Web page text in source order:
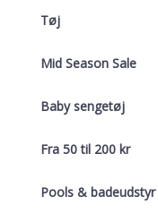
Tøj
Mid Season Sale
Baby sengetøj
Fra 50 til 200 kr
Pools & badeudstyr